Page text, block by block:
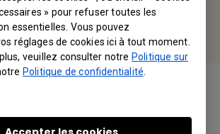
» pour refuser toutes les
essentielles. Vous pouvez
réglages de cookies ici à tout moment.
veuillez consulter notre Politique sur
Politique de confidentialité